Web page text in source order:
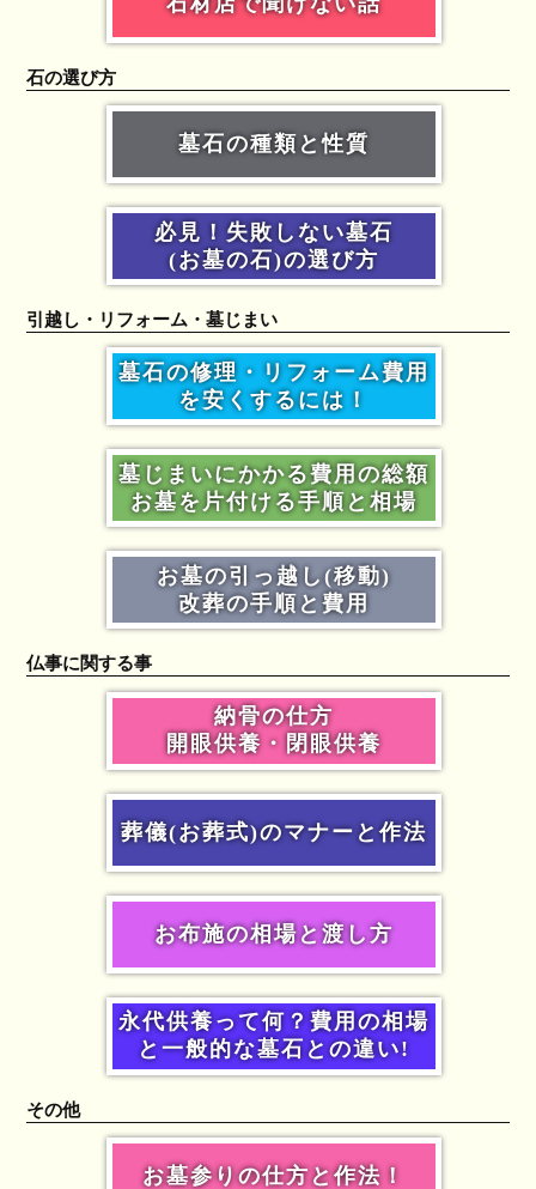
石の選び方
墓石の種類と性質
必見！失敗しない墓石
(お墓の石)の選び方
引越し・リフォーム・墓じまい
墓石の修理・リフォーム費用
を安くするには！
墓じまいにかかる費用の総額
お墓を片付ける手順と相場
お墓の引っ越し(移動)
改葬の手順と費用
仏事に関する事
納骨の仕方
開眼供養・閉眼供養
葬儀(お葬式)のマナーと作法
お布施の相場と渡し方
永代供養って何？費用の相場
と一般的な墓石との違い!
その他
お墓参りの仕方と作法！